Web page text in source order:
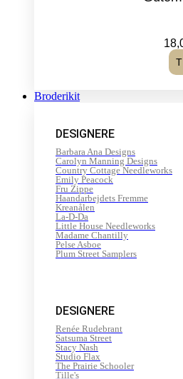
Broderikit
DESIGNERE
Barbara Ana Designs
Carolyn Manning Designs
Country Cottage Needleworks
Emily Peacock
Fru Zippe
Haandarbejdets Fremme
Kreanålen
La-D-Da
Little House Needleworks
Madame Chantilly
Pelse Asboe
Plum Street Samplers
DESIGNERE
Renée Rudebrant
Satsuma Street
Stacy Nash
Studio Flax
The Prairie Schooler
Tille's